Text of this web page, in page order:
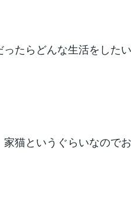
たらどんな生活をした
猫というぐらいなので